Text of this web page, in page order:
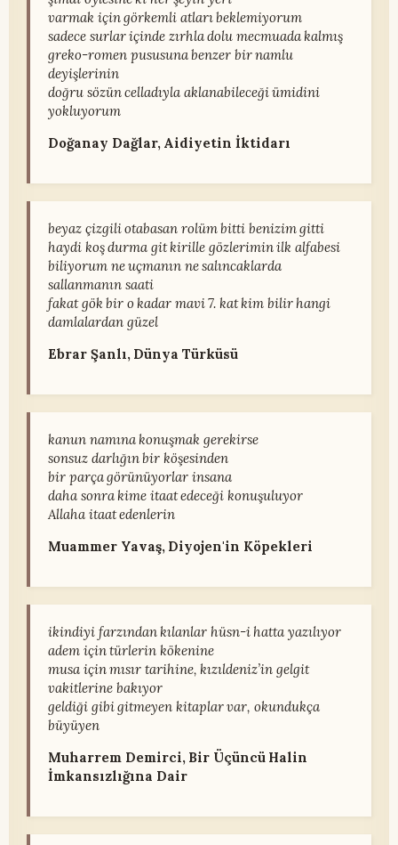
varmak için görkemli atları beklemiyorum
sadece surlar içinde zırhla dolu mecmuada kalmış
greko-romen pususuna benzer bir namlu
deyişlerinin
doğru sözün celladıyla aklanabileceği ümidini
yokluyorum
Doğanay Dağlar, Aidiyetin İktidarı
beyaz çizgili otabasan rolüm bitti benizim gitti
haydi koş durma git kirille gözlerimin ilk alfabesi
biliyorum ne uçmanın ne salıncaklarda
sallanmanın saati
fakat gök bir o kadar mavi 7. kat kim bilir hangi
damlalardan güzel
Ebrar Şanlı, Dünya Türküsü
kanun namına konuşmak gerekirse
sonsuz darlığın bir köşesinden
bir parça görünüyorlar insana
daha sonra kime itaat edeceği konuşuluyor
Allaha itaat edenlerin
Muammer Yavaş, Diyojen'in Köpekleri
ikindiyi farzından kılanlar hüsn-i hatta yazılıyor
adem için türlerin kökenine
musa için mısır tarihine, kızıldeniz’in gelgit
vakitlerine bakıyor
geldiği gibi gitmeyen kitaplar var, okundukça
büyüyen
Muharrem Demirci, Bir Üçüncü Halin
İmkansızlığına Dair